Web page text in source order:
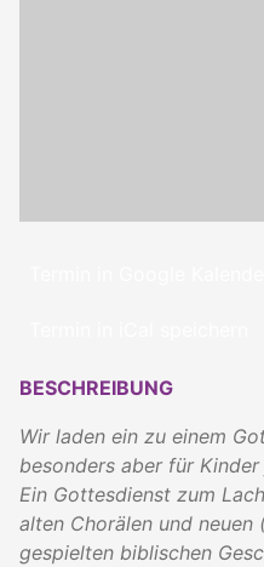
BESCHREIBUNG
Wir laden ein zu einem
besonders aber für
Ein Gottesdienst zum
alten Chorälen und
gespielten biblischen